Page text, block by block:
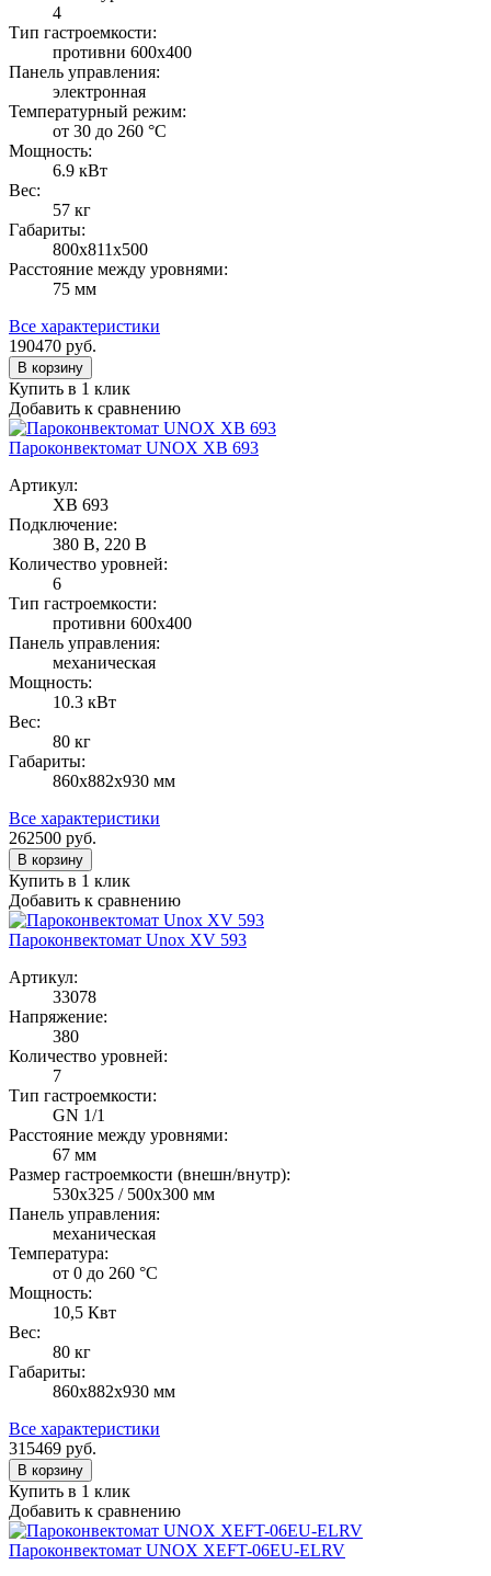
4
Тип гастроемкости:
противни 600х400
Панель управления:
электронная
Температурный режим:
от 30 до 260 °С
Мощность:
6.9 кВт
Вес:
57 кг
Габариты:
800х811х500
Расстояние между уровнями:
75 мм
Все характеристики
190470 руб.
В корзину
Купить в 1 клик
Добавить к сравнению
Пароконвектомат UNOX XB 693
Артикул:
XB 693
Подключение:
380 В, 220 В
Количество уровней:
6
Тип гастроемкости:
противни 600х400
Панель управления:
механическая
Мощность:
10.3 кВт
Вес:
80 кг
Габариты:
860х882х930 мм
Все характеристики
262500 руб.
В корзину
Купить в 1 клик
Добавить к сравнению
Пароконвектомат Unox XV 593
Артикул:
33078
Напряжение:
380
Количество уровней:
7
Тип гастроемкости:
GN 1/1
Расстояние между уровнями:
67 мм
Размер гастроемкости (внешн/внутр):
530x325 / 500x300 мм
Панель управления:
механическая
Температура:
от 0 до 260 °С
Мощность:
10,5 Квт
Вес:
80 кг
Габариты:
860х882х930 мм
Все характеристики
315469 руб.
В корзину
Купить в 1 клик
Добавить к сравнению
Пароконвектомат UNOX XEFT-06EU-ELRV